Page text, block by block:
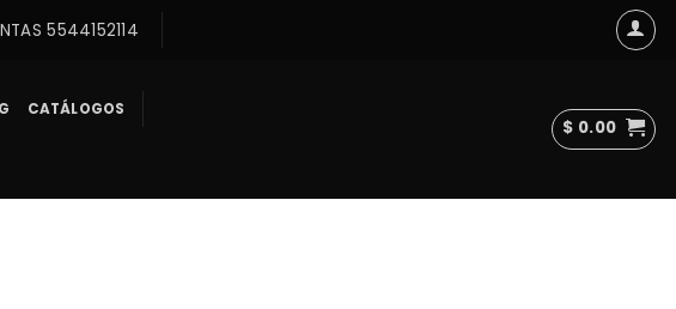
5544152114
CATÁLOGOS
$ 0.00